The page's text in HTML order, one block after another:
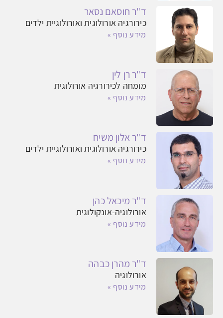
ד"ר חוסאם נסאר
כירורגיה אורולוגית ואורולוגיית ילדים
מידע נוסף »
ד"ר רן לין
מומחה לכירורגיה אורולוגית
מידע נוסף »
ד"ר אלון משיח
כירורגיה אורולוגית ואורולוגיית ילדים
מידע נוסף »
ד"ר מיכאל כהן
אורולוגיה-אונקולוגית
מידע נוסף »
ד"ר מהרן כבהה
אורולוגיה
מידע נוסף »